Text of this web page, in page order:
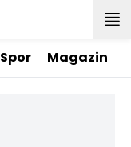
Spor Magazin